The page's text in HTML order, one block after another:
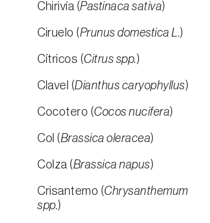
Chirivía (Pastinaca sativa)
Ciruelo (Prunus domestica L.)
Cítricos (Citrus spp.)
Clavel (Dianthus caryophyllus)
Cocotero (Cocos nucifera)
Col (Brassica oleracea)
Colza (Brassica napus)
Crisantemo (Chrysanthemum
spp.)